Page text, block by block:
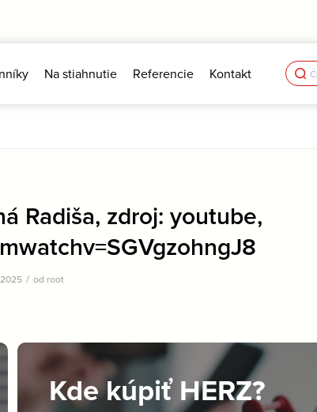
Na stiahnutie Referencie Kontakt Search
for:
Radiša, zdroj: youtube,
/ od root
Kde kúpiť HERZ?